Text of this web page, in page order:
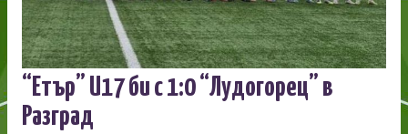
“Етър” U17 би с 1:0 “Лудогорец” в
Разград